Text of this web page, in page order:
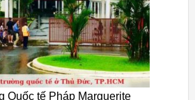
Quốc tế Pháp Marguerite